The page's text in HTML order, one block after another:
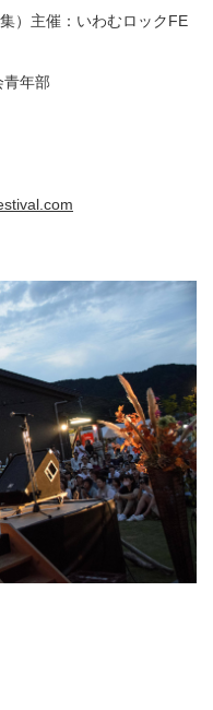
）主催：いわむロックFE
年部